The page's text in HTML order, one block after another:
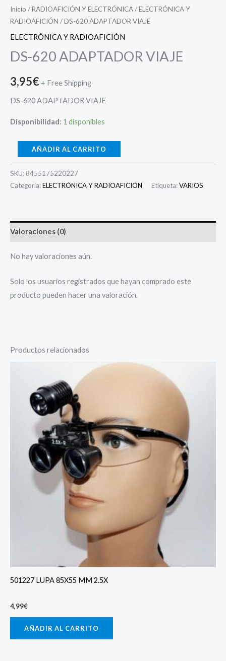
Inicio /RADIOAFICIÓN Y ELECTRÓNICA/ELECTRÓNICA Y
RADIOAFICIÓN / DS-620 ADAPTADOR VIAJE
ELECTRÓNICA Y RADIOAFICIÓN
DS-620 ADAPTADOR VIAJE
3,95€ + Free Shipping
DS-620 ADAPTADOR VIAJE
Disponibilidad: 1 disponibles
AÑADIR AL CARRITO
SKU: 8455175220227
Categoría:ELECTRÓNICA Y RADIOAFICIÓN Etiqueta:VARIOS
Valoraciones (0)
No hay valoraciones aún.
Solo los usuarios registrados que hayan comprado este
producto pueden hacer una valoración.
Productos relacionados
501227 LUPA 85X55 MM 2.5X
4,99€
AÑADIR AL CARRITO